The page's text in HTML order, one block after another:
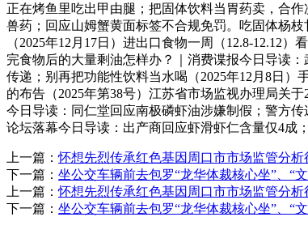
正在烤鱼里吃出甲由腿；把固体饮料当胃药卖，合
兽药；回应山姆蟹黄面标签不合规免罚。吃固体杨
（2025年12月17日）进出口食物一周（12.8-12.12
完食物后的大量剩油怎样办？｜消费谍报今日导读
传递；别再把功能性饮料当水喝（2025年12月8日
的布告（2025年第38号）江苏省市场监视办理局关
今日导读：同仁堂回应南极磷虾油涉嫌制假；警方
论坛落幕今日导读：出产商回应虾滑虾仁含量仅4成
上一篇：怀想先烈传承红色基因周口市市场监管分析
下一篇： 坐公交车辆前去包罗“龙华体裁核心坐”、“文
上一篇：怀想先烈传承红色基因周口市市场监管分析
下一篇： 坐公交车辆前去包罗“龙华体裁核心坐”、“文